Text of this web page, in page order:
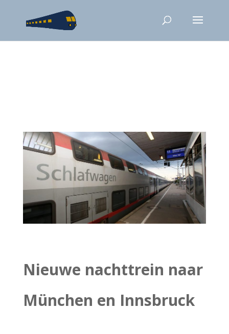
Nieuwe nachttrein naar
München en Innsbruck